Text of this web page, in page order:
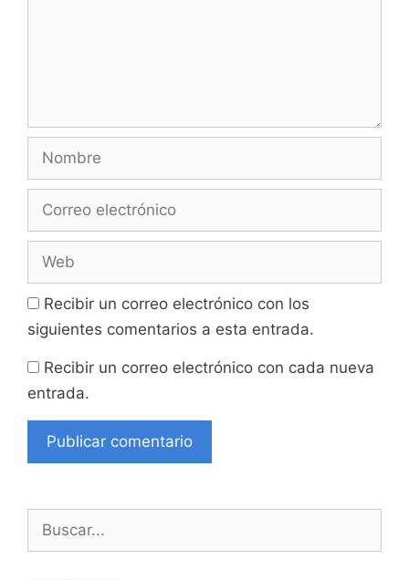
Nombre
Correo
Web
Recibir un correo electrónico con los
siguientes comentarios a esta entrada.
Recibir un correo electrónico con cada nueva
entrada.
Buscar: